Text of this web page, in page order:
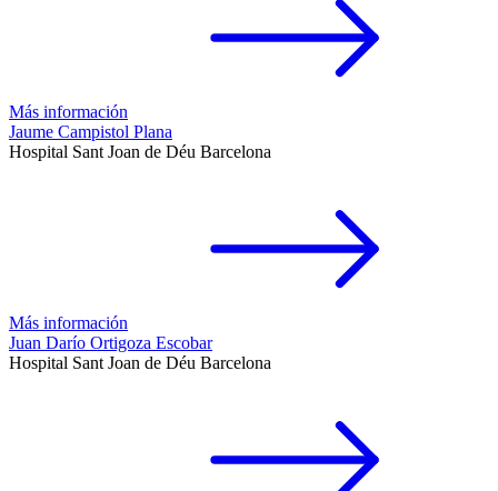
Más información
Jaume Campistol Plana
Hospital Sant Joan de Déu Barcelona
Más información
Juan Darío Ortigoza Escobar
Hospital Sant Joan de Déu Barcelona